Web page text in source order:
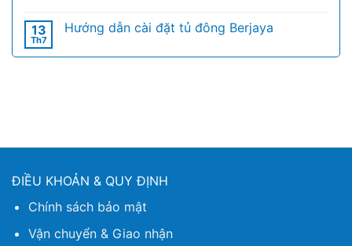
13
Th7
Hướng dẫn cài đặt tủ đông Berjaya
ĐIỀU KHOẢN & QUY ĐỊNH
Chính sách bảo mật
Vận chuyển & Giao nhận